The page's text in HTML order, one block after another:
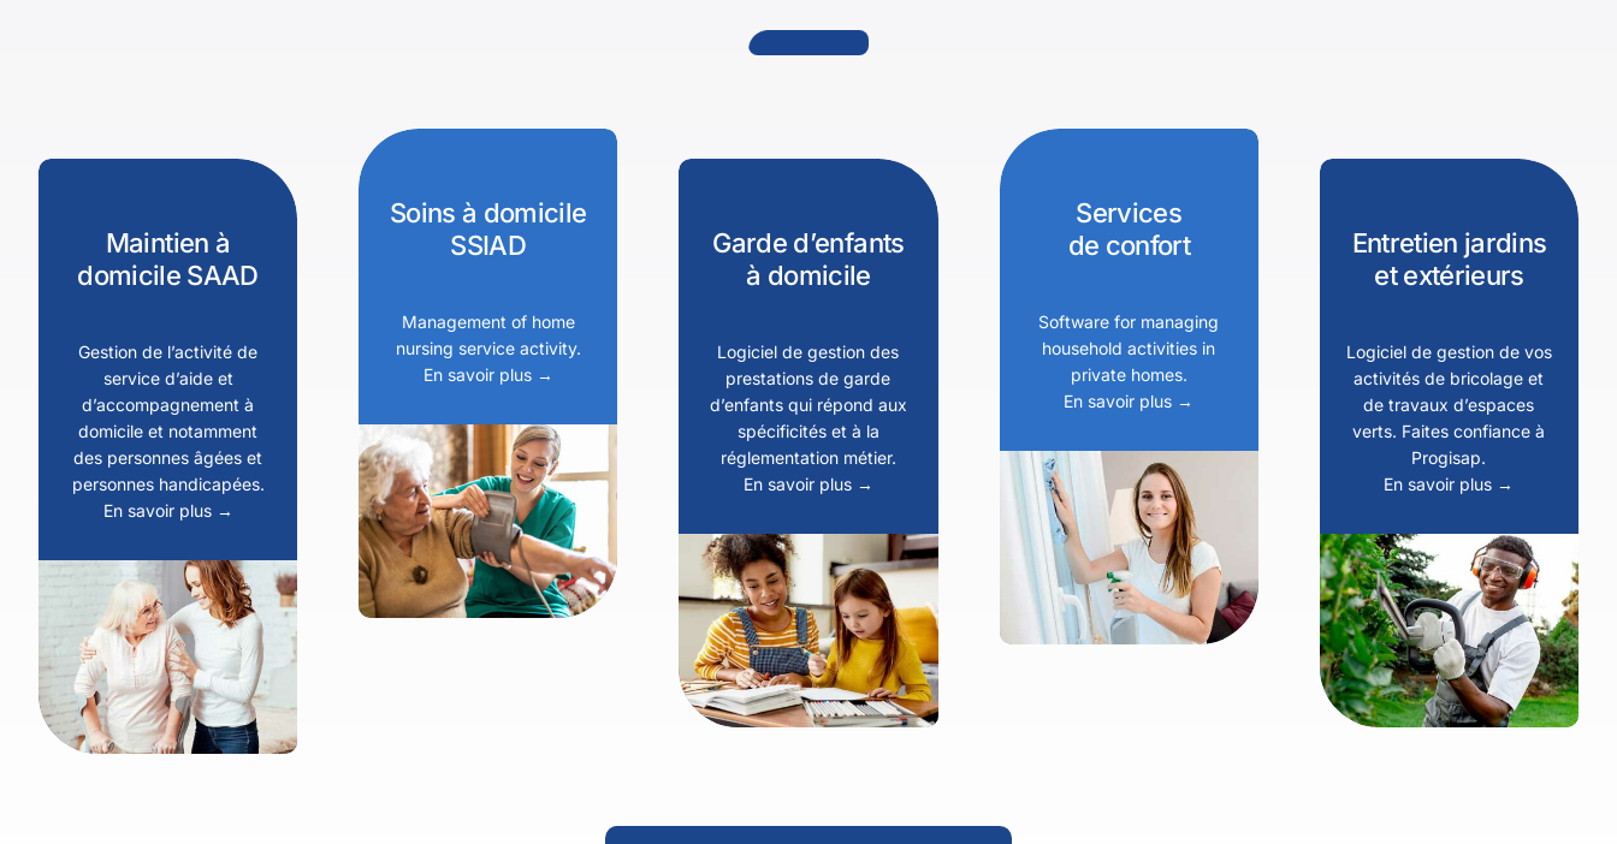
Maintien à
domicile SAAD
Gestion de l’activité de
service d’aide et
d’accompagnement à
domicile et notamment
des personnes âgées et
personnes handicapées.
En savoir plus →
Soins à domicile
SSIAD
Management of home
nursing service activity.
En savoir plus →
Garde d’enfants
à domicile
Logiciel de gestion des
prestations de garde
d’enfants qui répond aux
spécificités et à la
réglementation métier.
En savoir plus →
Services
de confort
Software for managing
household activities in
private homes.
En savoir plus →
Entretien jardins
et extérieurs
Logiciel de gestion de vos
activités de bricolage et
de travaux d’espaces
verts. Faites confiance à
Progisap.
En savoir plus →